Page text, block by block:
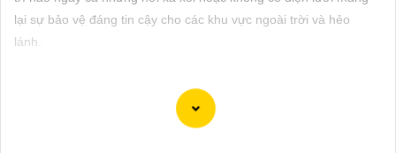
PHỤ
KIỆN
lại sự bảo vệ đáng tin cậy cho các khu vực ngoài trời và hẻo
lánh.